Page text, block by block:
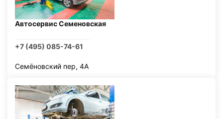
Автосервис Семеновская
+7 (495) 085-74-61
Семёновский пер, 4А